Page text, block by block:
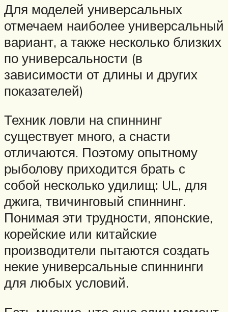
Для моделей универсальных
отмечаем наиболее универсальный
вариант, а также несколько близких
по универсальности (в
зависимости от длины и других
показателей)
Техник ловли на спиннинг
существует много, а снасти
отличаются. Поэтому опытному
рыболову приходится брать с
собой несколько удилищ: UL, для
джига, твичинговый спиннинг.
Понимая эти трудности, японские,
корейские или китайские
производители пытаются создать
некие универсальные спиннинги
для любых условий.